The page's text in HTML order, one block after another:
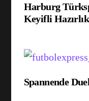
Harburg
Keyifli
Spannende